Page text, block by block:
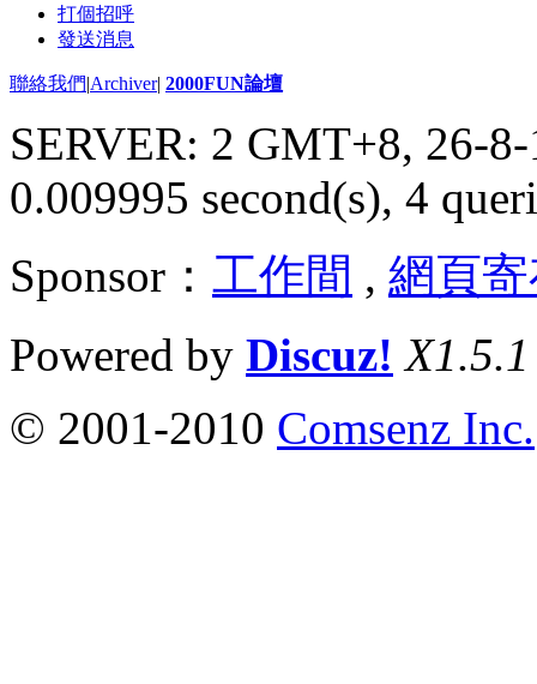
打個招呼
發送消息
聯絡我們|Archiver| 2000FUN論壇
SERVER: 2 GMT+8, 26-
0.009995 second(s), 4
Sponsor： 工作間 , 網頁
Powered by Discuz! X1.5.1
© 2001-2010 Comsenz Inc.